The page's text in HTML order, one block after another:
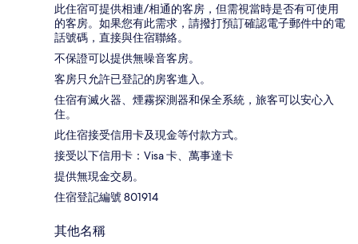
此住宿可提供相連/相通的客房，但需視當時是否有可使用
的客房。如果您有此需求，請撥打預訂確認電子郵件中的電
話號碼，直接與住宿聯絡。
不保證可以提供無噪音客房。
客房只允許已登記的房客進入。
住宿有滅火器、煙霧探測器和保全系統，旅客可以安心入
住。
此住宿接受信用卡及現金等付款方式。
接受以下信用卡：Visa 卡、萬事達卡
提供無現金交易。
住宿登記編號 801914
其他名稱